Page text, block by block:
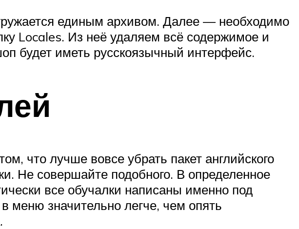
единым архивом. Далее — необходимо
Locales. Из неё удаляем всё содержимое и
будет иметь русскоязычный интерфейс.
что лучше вовсе убрать пакет английского
Не совершайте подобного. В определенное
все обучалки написаны именно под
меню значительно легче, чем опять